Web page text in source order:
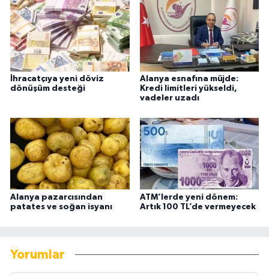
İhracatçıya yeni döviz
dönüşüm desteği
Alanya esnafına müjde:
Kredi limitleri yükseldi,
vadeler uzadı
Alanya pazarcısından
patates ve soğan isyanı
ATM’lerde yeni dönem:
Artık 100 TL’de vermeyecek
Yorumlar